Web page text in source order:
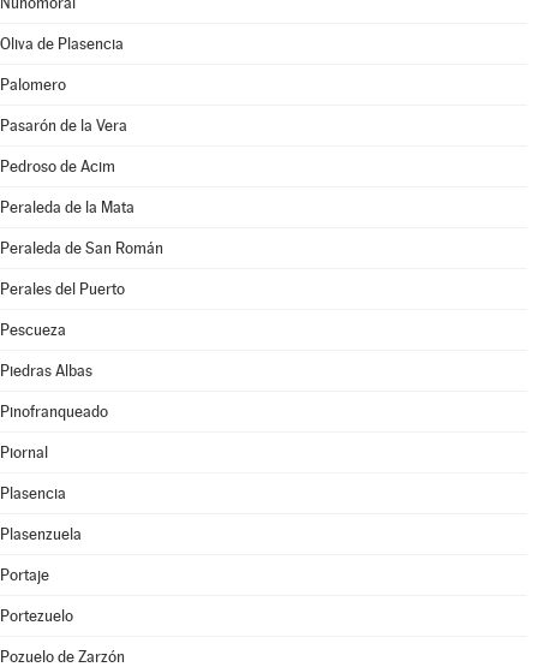
Oliva de Plasencia
Palomero
Pasarón de la Vera
Pedroso de Acim
Peraleda de la Mata
Peraleda de San Román
Perales del Puerto
Pescueza
Piedras Albas
Pinofranqueado
Piornal
Plasencia
Plasenzuela
Portaje
Portezuelo
Pozuelo de Zarzón